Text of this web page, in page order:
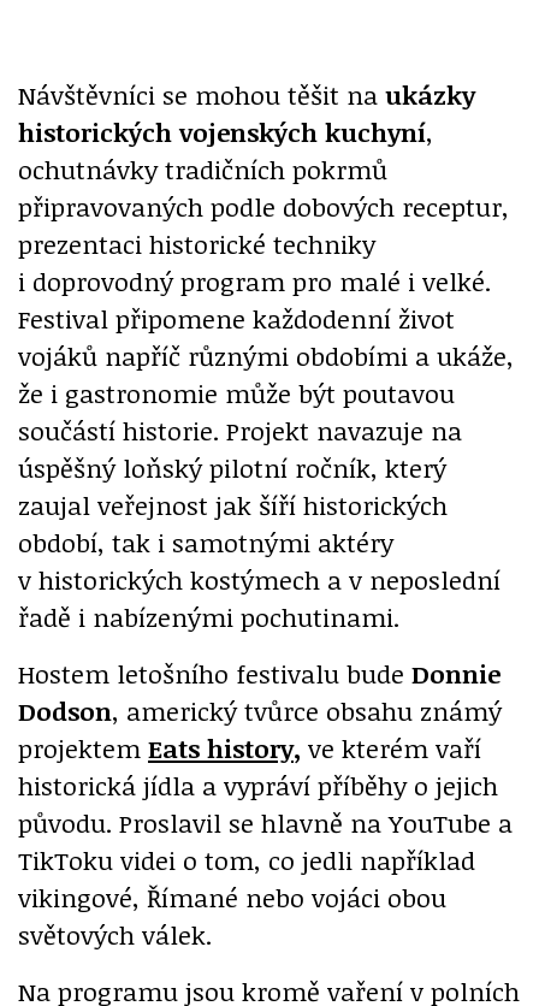
Návštěvníci se mohou těšit na ukázky
historických vojenských kuchyní,
ochutnávky tradičních pokrmů
připravovaných podle dobových receptur,
prezentaci historické techniky
i doprovodný program pro malé i velké.
Festival připomene každodenní život
vojáků napříč různými obdobími a ukáže,
že i gastronomie může být poutavou
součástí historie. Projekt navazuje na
úspěšný loňský pilotní ročník, který
zaujal veřejnost jak šíří historických
období, tak i samotnými aktéry
v historických kostýmech a v neposlední
řadě i nabízenými pochutinami.
Hostem letošního festivalu bude Donnie
Dodson, americký tvůrce obsahu známý
projektem Eats history, ve kterém vaří
historická jídla a vypráví příběhy o jejich
původu. Proslavil se hlavně na YouTube a
TikToku videi o tom, co jedli například
vikingové, Římané nebo vojáci obou
světových válek.
Na programu jsou kromě vaření v polních